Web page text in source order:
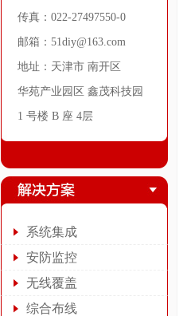
传真：022-27497550-0
邮箱：51diy@163.com
地址：天津市 南开区
华苑产业园区 鑫茂科技园
1 号楼 B 座 4层
系统集成
安防监控
无线覆盖
综合布线